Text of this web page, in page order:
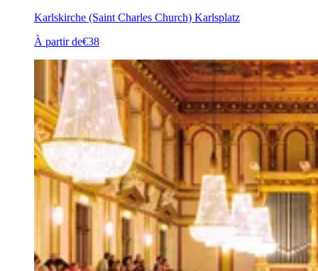
Karlskirche (Saint Charles Church) Karlsplatz
À partir de€38